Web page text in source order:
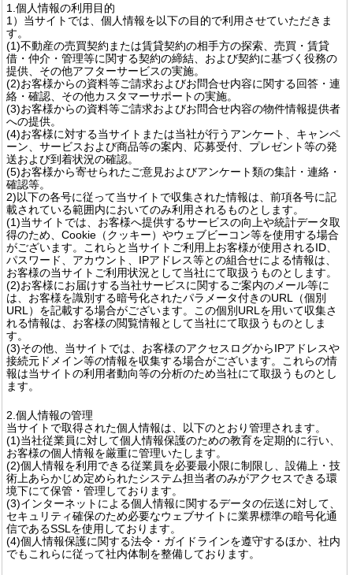
1.個人情報の利用目的
1）当サイトでは、個人情報を以下の目的で利用させていただきま
す。
(1)不動産の売買契約または賃貸契約の相手方の探索、売買・賃貸
借・仲介・管理等に関する契約の締結、および契約に基づく役務の
提供、その他アフターサービスの実施。
(2)お客様からの資料等ご請求およびお問合せ内容に関する回答・連
絡・確認、その他カスタマーサポートの実施。
(3)お客様からの資料等ご請求およびお問合せ内容の物件情報提供者
への提供。
(4)お客様に対する当サイトまたは当社が行うアンケート、キャンペ
ーン、サービスおよび商品等の案内、応募受付、プレゼント等の発
送および到着状況の確認。
(5)お客様から寄せられたご意見およびアンケート類の集計・連絡・
確認等。
2)以下の各号に従って当サイトで収集された情報は、前項各号に記
載されている範囲内においてのみ利用されるものとします。
(1)当サイトでは、お客様へ提供するサービスの向上や統計データ取
得のため、Cookie（クッキー）やウェブビーコン等を使用する場合
がございます。これらと当サイトご利用上お客様が使用されるID、
パスワード、アカウント、IPアドレス等との組合せによる情報は、
お客様の当サイトご利用状況として当社にて取扱うものとします。
(2)お客様にお届けする当社サービスに関するご案内のメール等に
は、お客様を識別する暗号化されたパラメータ付きのURL（個別
URL）を記載する場合がございます。この個別URLを用いて収集さ
れる情報は、お客様の閲覧情報として当社にて取扱うものとしま
す。
(3)その他、当サイトでは、お客様のアクセスログからIPアドレスや
接続元ドメイン等の情報を収集する場合がございます。これらの情
報は当サイトの利用者動向等の分析のため当社にて取扱うものとし
ます。
2.個人情報の管理
当サイトで取得された個人情報は、以下のとおり管理されます。
(1)当社従業員に対して個人情報保護のための教育を定期的に行い、
お客様の個人情報を厳重に管理いたします。
(2)個人情報を利用できる従業員を必要最小限に制限し、設備上・技
術上あらかじめ定められたシステム担当者のみがアクセスできる環
境下にて保管・管理しております。
(3)インターネットによる個人情報に関するデータの伝送に対して、
セキュリティ確保のため必要なウェブサイトに業界標準の暗号化通
信であるSSLを使用しております。
(4)個人情報保護に関する法令・ガイドラインを遵守するほか、社内
でもこれらに従って社内体制を整備しております。